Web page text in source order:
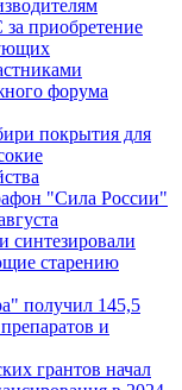
приобретение
форума
покрытия для
"Сила России"
старению
получил 145,5
и
грантов начал